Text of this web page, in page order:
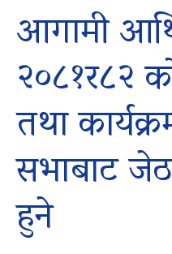
आगामी
२०८१र८२
तथा
सभाबाट
हुने